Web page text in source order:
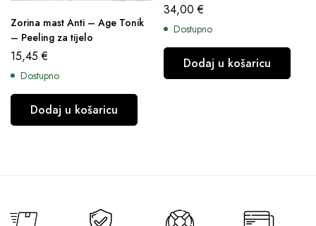
Zorina mast Anti – Age Tonik
– Peeling za tijelo
15,45€
Dostupno
Dodaj u košaricu
34,00€
Dostupno
Dodaj u košaricu